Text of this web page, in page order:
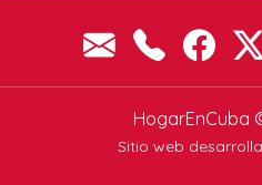
HogarEnCuba
Sitio web